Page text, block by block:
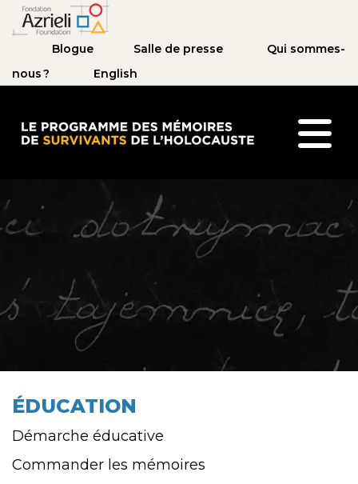
Blogue Salle de presse
Qui sommes-
nous ?
English
ÉDUCATION
Démarche éducative
Commander les mémoires